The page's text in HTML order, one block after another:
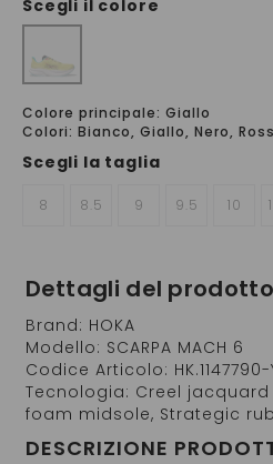
Scegli il colore
Colore principale: Giallo
Colori: Bianco, Giallo, Nero,
Scegli la taglia
8 8.5 9 9.5 10
Dettagli del prodotto
Brand: HOKA
Modello: SCARPA MACH 6
Codice Articolo: HK.1147790-
Tecnologia: Creel
foam midsole, Strategic
DESCRIZIONE